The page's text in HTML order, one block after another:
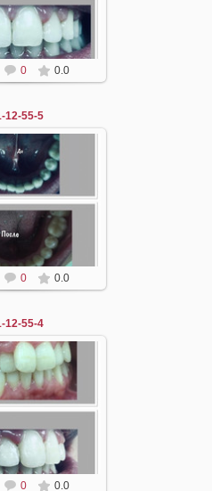
dzergal
0 0.0
12-55-5
dzergal
0 0.0
12-55-4
0 0.0